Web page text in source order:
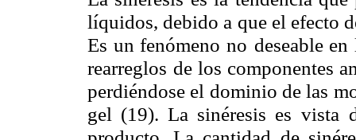
líquidos, debido a que el efecto
Es un fenómeno no deseable
rearreglos de los componentes
perdiéndose el dominio de las
gel (19). La sinéresis es vista